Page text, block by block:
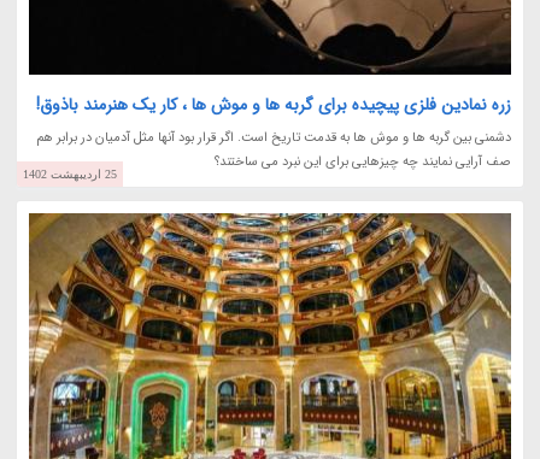
زره نمادین فلزی پیچیده برای گربه ها و موش ها ، کار یک هنرمند باذوق!
دشمنی بین گربه ها و موش ها به قدمت تاریخ است. اگر قرار بود آنها مثل آدمیان در برابر هم
صف آرایی نمایند چه چیزهایی برای این نبرد می ساختند؟
25 اردیبهشت 1402